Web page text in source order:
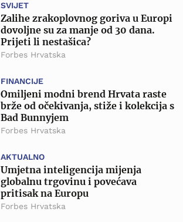
SVIJET
Zalihe zrakoplovnog goriva u Europi
dovoljne su za manje od 30 dana.
Prijeti li nestašica?
Forbes Hrvatska
FINANCIJE
Omiljeni modni brend Hrvata raste
brže od očekivanja, stiže i kolekcija s
Bad Bunnyjem
Forbes Hrvatska
AKTUALNO
Umjetna inteligencija mijenja
globalnu trgovinu i povećava
pritisak na Europu
Forbes Hrvatska